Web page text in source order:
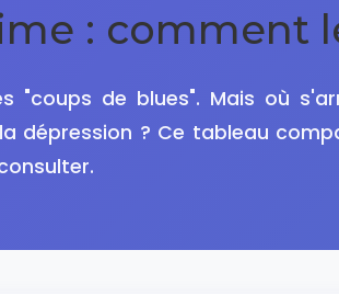
: comment
"coups de blues". Mais où
dépression ? Ce tableau